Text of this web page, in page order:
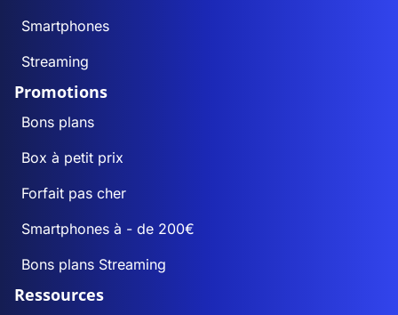
Smartphones
Streaming
Promotions
Bons plans
Box à petit prix
Forfait pas cher
Smartphones à - de 200€
Bons plans Streaming
Ressources